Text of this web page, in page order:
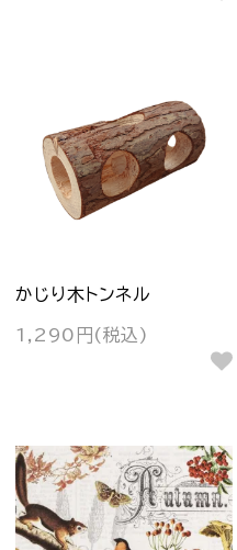
かじり木トンネル
1,290円(税込)